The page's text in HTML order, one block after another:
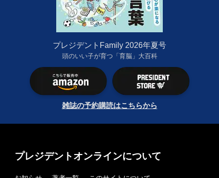
プレジデントFamily 2026年夏号
頭のいい子が育つ「育脳」大百科
雑誌の予約購読はこちらから
プレジデントオンラインについて